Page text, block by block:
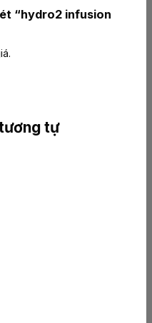
“hydro2 infusion
tự